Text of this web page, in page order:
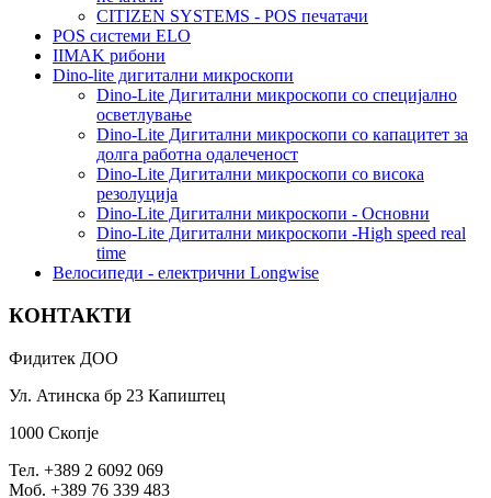
CITIZEN SYSTEMS - POS печатачи
POS системи ELO
IIMAK рибони
Dino-lite дигитални микроскопи
Dino-Lite Дигитални микроскопи со специјално
осветлување
Dino-Lite Дигитални микроскопи со капацитет за
долга работна одалеченост
Dino-Lite Дигитални микроскопи со висока
резолуција
Dino-Lite Дигитални микроскопи - Основни
Dino-Lite Дигитални микроскопи -High speed real
time
Bелосипеди - електрични Longwise
КОНТАКТИ
Фидитек ДОО
Ул. Атинска бр 23 Капиштец
1000 Скопје
Тел. +389 2 6092 069
Моб. +389 76 339 483